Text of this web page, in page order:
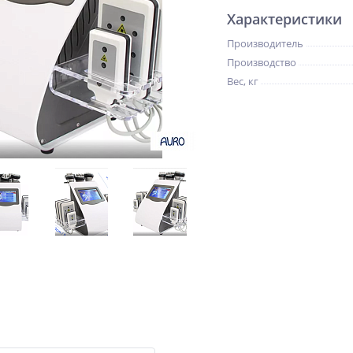
-5%
Характеристики
Производитель
Производство
Вес, кг